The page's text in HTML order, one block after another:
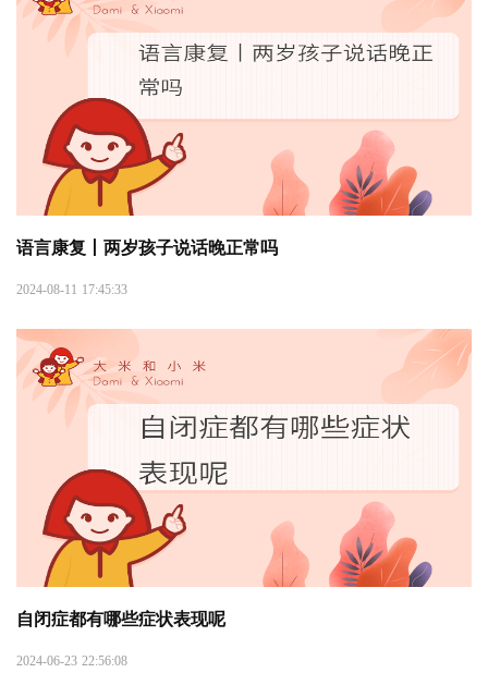
语言康复丨两岁孩子说话晚正常吗
2024-08-11 17:45:33
自闭症都有哪些症状表现呢
2024-06-23 22:56:08